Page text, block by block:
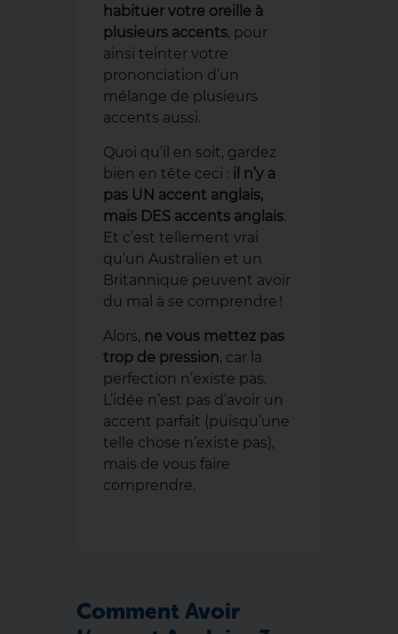
habituer votre oreille à
plusieurs accents, pour
ainsi teinter votre
prononciation d’un
mélange de plusieurs
accents aussi.
Quoi qu’il en soit, gardez
bien en tête ceci : il n’y a
pas UN accent anglais,
mais DES accents anglais.
Et c’est tellement vrai
qu’un Australien et un
Britannique peuvent avoir
du mal à se comprendre !
Alors, ne vous mettez pas
trop de pression, car la
perfection n’existe pas.
L’idée n’est pas d’avoir un
accent parfait (puisqu’une
telle chose n’existe pas),
mais de vous faire
comprendre.
Comment Avoir